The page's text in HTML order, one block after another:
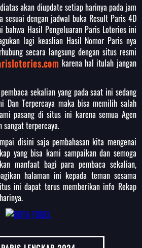
akan diupdate setiap harinya pada jam
dengan jadwal buka Result Paris 4D
bahwa Hasil Pengeluaran Paris Loteries ini
lagi keaslian Hasil Nomor Paris nya
secara langsung dengan situs resmi
karena hal itulah jangan
sekalian yang pada saat ini sedang
Dan Terpercaya maka bisa memilih salah
pasang di situs ini karena semua Agen
sangat terpercaya.
disini saja pembahasan kita mengenai
yang bisa kami sampaikan dan semoga
manfaat bagi para pembaca sekalian,
halaman ini kepada teman sesama
ini dapat terus memberikan info Rekap